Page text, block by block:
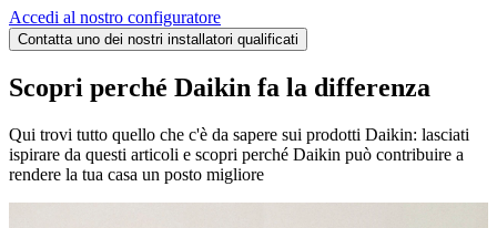
Accedi al nostro configuratore
Contatta uno dei nostri installatori qualificati
Scopri perché Daikin fa la differenza
Qui trovi tutto quello che c'è da sapere sui prodotti Daikin: lasciati
ispirare da questi articoli e scopri perché Daikin può contribuire a
rendere la tua casa un posto migliore